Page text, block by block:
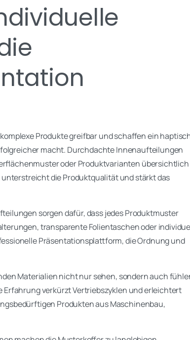
Produkte greifbar und schaffen ein
macht. Durchdachte Innenaufteilungen
oder Produktvarianten
die Produktqualität und stärkt das
sorgen dafür, dass jedes Produktmuster
transparente Folientaschen oder
Präsentationsplattform, die Ordnung und
Materialien nicht nur sehen, sondern auch
verkürzt Vertriebszyklen und erleichtert
Produkten aus Maschinenbau,